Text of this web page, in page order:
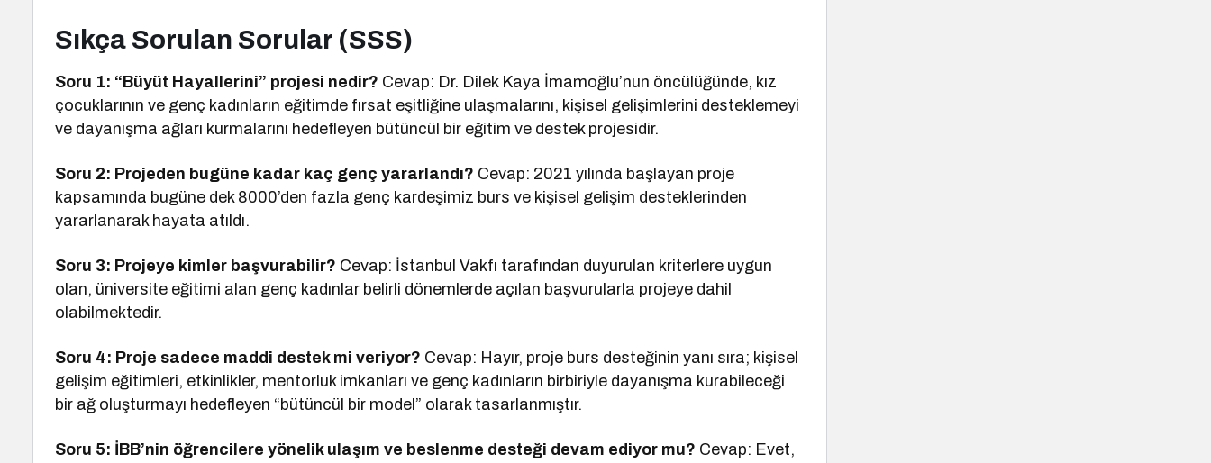
Sıkça Sorulan Sorular (SSS)
Soru 1: “Büyüt Hayallerini” projesi nedir? Cevap: Dr. Dilek Kaya İmamoğlu’nun öncülüğünde, kız
çocuklarının ve genç kadınların eğitimde fırsat eşitliğine ulaşmalarını, kişisel gelişimlerini desteklemeyi
ve dayanışma ağları kurmalarını hedefleyen bütüncül bir eğitim ve destek projesidir.
Soru 2: Projeden bugüne kadar kaç genç yararlandı? Cevap: 2021 yılında başlayan proje
kapsamında bugüne dek 8000’den fazla genç kardeşimiz burs ve kişisel gelişim desteklerinden
yararlanarak hayata atıldı.
Soru 3: Projeye kimler başvurabilir? Cevap: İstanbul Vakfı tarafından duyurulan kriterlere uygun
olan, üniversite eğitimi alan genç kadınlar belirli dönemlerde açılan başvurularla projeye dahil
olabilmektedir.
Soru 4: Proje sadece maddi destek mi veriyor? Cevap: Hayır, proje burs desteğinin yanı sıra; kişisel
gelişim eğitimleri, etkinlikler, mentorluk imkanları ve genç kadınların birbiriyle dayanışma kurabileceği
bir ağ oluşturmayı hedefleyen “bütüncül bir model” olarak tasarlanmıştır.
Soru 5: İBB’nin öğrencilere yönelik ulaşım ve beslenme desteği devam ediyor mu? Cevap: Evet,